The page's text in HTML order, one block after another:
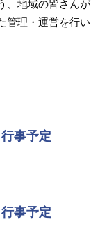
、地域の皆さんが
管理・運営を行い